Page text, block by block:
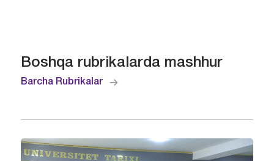
Boshqa rubrikalarda mashhur
Barcha Rubrikalar